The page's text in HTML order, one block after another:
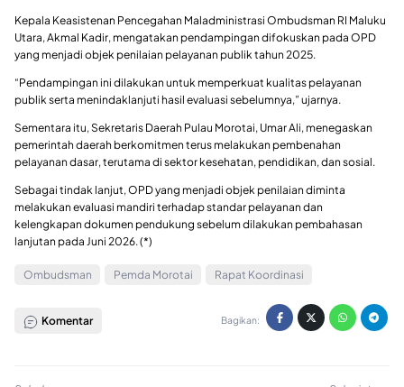
Kepala Keasistenan Pencegahan Maladministrasi Ombudsman RI Maluku
Utara, Akmal Kadir, mengatakan pendampingan difokuskan pada OPD
yang menjadi objek penilaian pelayanan publik tahun 2025.
“Pendampingan ini dilakukan untuk memperkuat kualitas pelayanan
publik serta menindaklanjuti hasil evaluasi sebelumnya,” ujarnya.
Sementara itu, Sekretaris Daerah Pulau Morotai, Umar Ali, menegaskan
pemerintah daerah berkomitmen terus melakukan pembenahan
pelayanan dasar, terutama di sektor kesehatan, pendidikan, dan sosial.
Sebagai tindak lanjut, OPD yang menjadi objek penilaian diminta
melakukan evaluasi mandiri terhadap standar pelayanan dan
kelengkapan dokumen pendukung sebelum dilakukan pembahasan
lanjutan pada Juni 2026. (*)
Ombudsman Pemda Morotai Rapat Koordinasi
Komentar Bagikan: